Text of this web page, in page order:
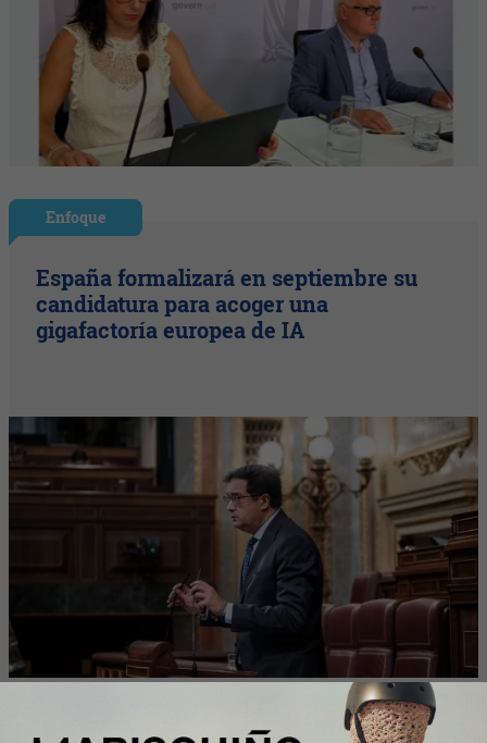
Enfoque
España formalizará en septiembre su
candidatura para acoger una
gigafactoría europea de IA